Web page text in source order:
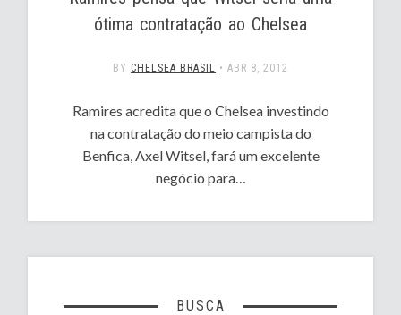
ótima contratação ao Chelsea
BY CHELSEA BRASIL • ABR 8, 2012
Ramires acredita que o Chelsea investindo
na contratação do meio campista do
Benfica, Axel Witsel, fará um excelente
negócio para…
BUSCA